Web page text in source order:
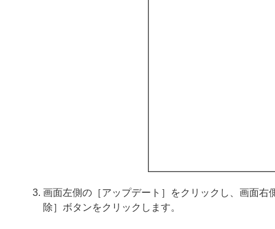
画面左側の［アップデート］をクリックし、画面
除］ボタンをクリックします。